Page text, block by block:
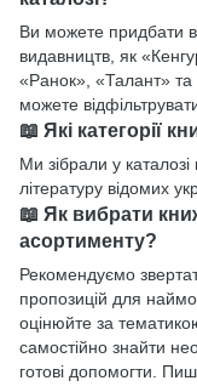
Ви можете придбати
видавництв, як
«Ранок», «Талант» та
можете
📖 Які категорії
Ми зібрали у
літературу відомих
📖 Як вибрати
асортименту?
Рекомендуємо
пропозицій для
оцінюйте за
самостійно знайти
готові допомогти.